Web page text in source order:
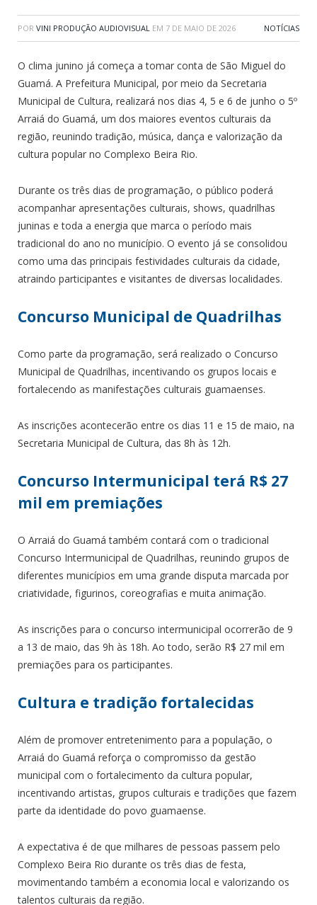
POR VINI PRODUÇÃO AUDIOVISUAL EM 7 DE MAIO DE 2026 NOTÍCIAS
O clima junino já começa a tomar conta de São Miguel do
Guamá. A Prefeitura Municipal, por meio da Secretaria
Municipal de Cultura, realizará nos dias 4, 5 e 6 de junho o 5º
Arraiá do Guamá, um dos maiores eventos culturais da
região, reunindo tradição, música, dança e valorização da
cultura popular no Complexo Beira Rio.
Durante os três dias de programação, o público poderá
acompanhar apresentações culturais, shows, quadrilhas
juninas e toda a energia que marca o período mais
tradicional do ano no município. O evento já se consolidou
como uma das principais festividades culturais da cidade,
atraindo participantes e visitantes de diversas localidades.
Concurso Municipal de Quadrilhas
Como parte da programação, será realizado o Concurso
Municipal de Quadrilhas, incentivando os grupos locais e
fortalecendo as manifestações culturais guamaenses.
As inscrições acontecerão entre os dias 11 e 15 de maio, na
Secretaria Municipal de Cultura, das 8h às 12h.
Concurso Intermunicipal terá R$ 27
mil em premiações
O Arraiá do Guamá também contará com o tradicional
Concurso Intermunicipal de Quadrilhas, reunindo grupos de
diferentes municípios em uma grande disputa marcada por
criatividade, figurinos, coreografias e muita animação.
As inscrições para o concurso intermunicipal ocorrerão de 9
a 13 de maio, das 9h às 18h. Ao todo, serão R$ 27 mil em
premiações para os participantes.
Cultura e tradição fortalecidas
Além de promover entretenimento para a população, o
Arraiá do Guamá reforça o compromisso da gestão
municipal com o fortalecimento da cultura popular,
incentivando artistas, grupos culturais e tradições que fazem
parte da identidade do povo guamaense.
A expectativa é de que milhares de pessoas passem pelo
Complexo Beira Rio durante os três dias de festa,
movimentando também a economia local e valorizando os
talentos culturais da região.